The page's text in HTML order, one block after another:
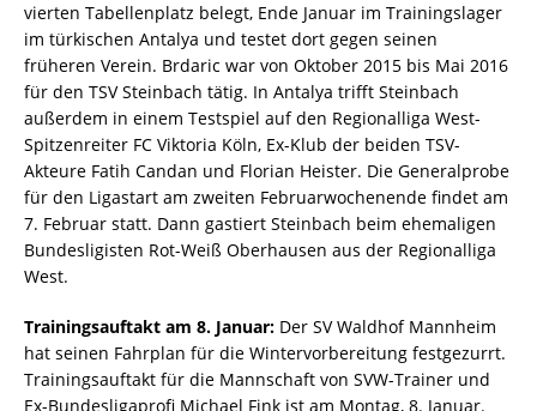
vierten Tabellenplatz belegt, Ende Januar im Trainingslager
im türkischen Antalya und testet dort gegen seinen
früheren Verein. Brdaric war von Oktober 2015 bis Mai 2016
für den TSV Steinbach tätig. In Antalya trifft Steinbach
außerdem in einem Testspiel auf den Regionalliga West-
Spitzenreiter FC Viktoria Köln, Ex-Klub der beiden TSV-
Akteure Fatih Candan und Florian Heister. Die Generalprobe
für den Ligastart am zweiten Februarwochenende findet am
7. Februar statt. Dann gastiert Steinbach beim ehemaligen
Bundesligisten Rot-Weiß Oberhausen aus der Regionalliga
West.
Trainingsauftakt am 8. Januar: Der SV Waldhof Mannheim
hat seinen Fahrplan für die Wintervorbereitung festgezurrt.
Trainingsauftakt für die Mannschaft von SVW-Trainer und
Ex-Bundesligaprofi Michael Fink ist am Montag, 8. Januar.